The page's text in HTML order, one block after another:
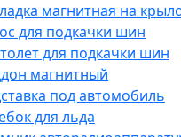
магнитная на
для подкачки шин
для подкачки шин
магнитный
под автомобиль
для льда